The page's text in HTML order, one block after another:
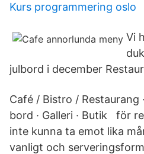
Kurs programmering oslo
Vi
julbord i december
Café / Bistro / Restaurang
bord · Galleri · Butik för
inte kunna ta emot lika
vanligt och